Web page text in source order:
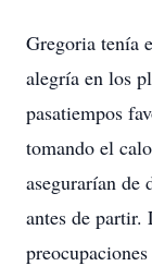
Gregoria tenía
alegría en los
pasatiempos
tomando el
asegurarían de
antes de partir.